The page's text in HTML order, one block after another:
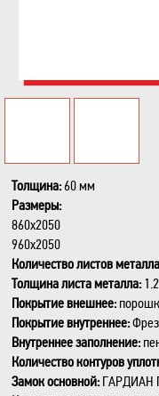
Толщина:60 мм
Размеры:
860x2050
960x2050
Количество листов
Толщина листа металла:
Покрытие внешнее:
Покрытие внутреннее:
Внутреннее заполнение:
Количество контуров
Замок основной:ГАРДИАН